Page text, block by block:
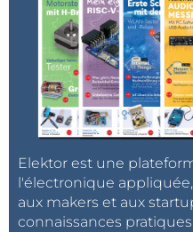
Elektor est une
l'électronique
aux makers et aux
connaissances